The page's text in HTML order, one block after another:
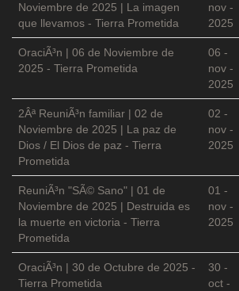
Noviembre de 2025 | La imagen
que llevamos - Tierra Prometida
nov -
2025
OraciÃ³n | 06 de Noviembre de
2025 - Tierra Prometida
06 -
nov -
2025
2Âª ReuniÃ³n familiar | 02 de
Noviembre de 2025 | La paz de
Dios / El Dios de paz - Tierra
Prometida
02 -
nov -
2025
ReuniÃ³n "SÃ© Sano" | 01 de
Noviembre de 2025 | Destruida es
la muerte en victoria - Tierra
Prometida
01 -
nov -
2025
OraciÃ³n | 30 de Octubre de 2025 -
Tierra Prometida
30 -
oct -